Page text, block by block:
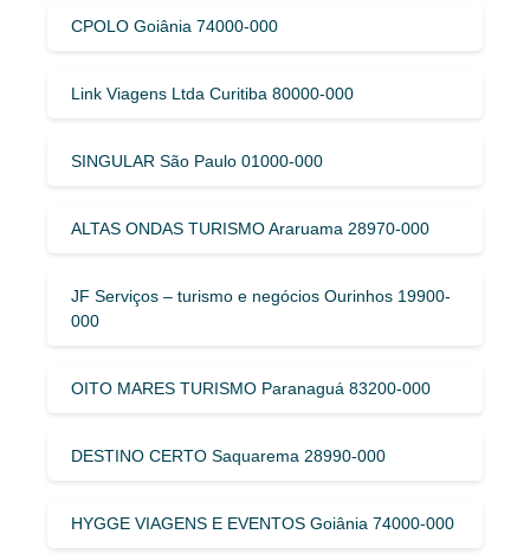
CPOLO Goiânia 74000-000
Link Viagens Ltda Curitiba 80000-000
SINGULAR São Paulo 01000-000
ALTAS ONDAS TURISMO Araruama 28970-000
JF Serviços – turismo e negócios Ourinhos 19900-
000
OITO MARES TURISMO Paranaguá 83200-000
DESTINO CERTO Saquarema 28990-000
HYGGE VIAGENS E EVENTOS Goiânia 74000-000